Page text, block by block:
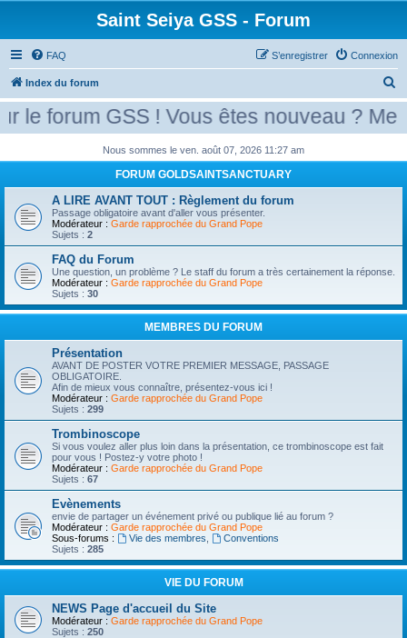
Saint Seiya GSS - Forum
FAQ Connexion
S’enregistrer
Index du forum
e
r
forum GSS ! Vous êtes nouveau ? Merci
Nous sommes le ven. août 07, 2026 11:27 am
FORUM GOLDSAINTSANCTUARY
A LIRE AVANT TOUT : Règlement du forum
Passage obligatoire avant d'aller vous présenter.
Modérateur : Garde rapprochée du Grand Pope
Sujets : 2
FAQ du Forum
Une question, un problème ? Le staff du forum a très certainement la réponse.
Modérateur : Garde rapprochée du Grand Pope
Sujets : 30
MEMBRES DU FORUM
Présentation
AVANT DE POSTER VOTRE PREMIER MESSAGE, PASSAGE
OBLIGATOIRE.
Afin de mieux vous connaître, présentez-vous ici !
Modérateur : Garde rapprochée du Grand Pope
Sujets : 299
Trombinoscope
Si vous voulez aller plus loin dans la présentation, ce trombinoscope est fait
pour vous ! Postez-y votre photo !
Modérateur : Garde rapprochée du Grand Pope
Sujets : 67
Evènements
envie de partager un événement privé ou publique lié au forum ?
Modérateur : Garde rapprochée du Grand Pope
Sous-forums :
Vie des membres
Conventions
Sujets : 285
VIE DU FORUM
NEWS Page d'accueil du Site
Modérateur : Garde rapprochée du Grand Pope
Sujets : 250